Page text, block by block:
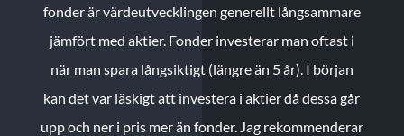
fonder är värdeutvecklingen generellt långsammare
jämfört med aktier. Fonder investerar man oftast i
när man spara långsiktigt (längre än 5 år). I början
kan det var läskigt att investera i aktier då dessa går
upp och ner i pris mer än fonder. Jag rekommenderar